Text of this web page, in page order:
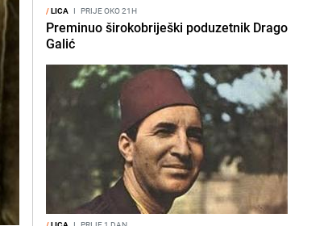
/LICA I PRIJE OKO 21H
Preminuo širokobriješki poduzetnik Drago
Galić